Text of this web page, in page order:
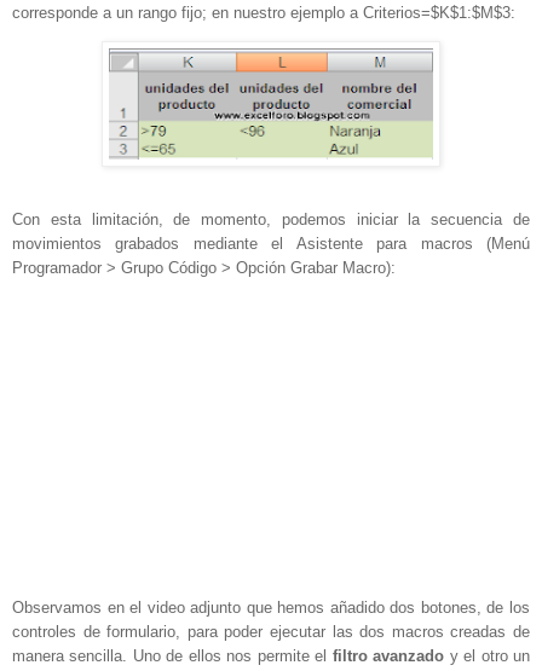
corresponde a un rango fijo; en nuestro ejemplo a Criterios=$K$1:$M$3:
Con esta limitación, de momento, podemos iniciar la secuencia de
movimientos grabados mediante el Asistente para macros (Menú
Programador > Grupo Código > Opción Grabar Macro):
Observamos en el video adjunto que hemos añadido dos botones, de los
controles de formulario, para poder ejecutar las dos macros creadas de
manera sencilla. Uno de ellos nos permite el filtro avanzado y el otro un